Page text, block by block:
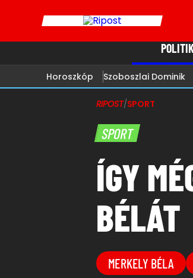
Horoszkóp Szoboszlai Dominik
RIPOST/SPORT
SPORT
ÍGY
BÉLÁT
MERKELY BÉLA